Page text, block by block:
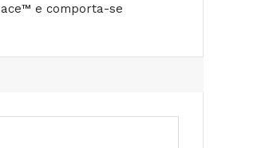
e comporta-se